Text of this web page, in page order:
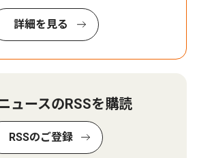
詳細を見る
ュースのRSSを購読
RSSのご登録